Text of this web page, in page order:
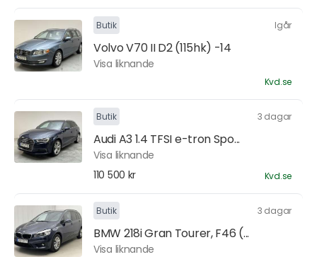
Butik Igår
Volvo V70 II D2 (115hk) -14
Visa liknande
Kvd.se
Butik 3 dagar
Audi A3 1.4 TFSI e-tron Spo...
Visa liknande
110 500 kr
Kvd.se
Butik 3 dagar
BMW 218i Gran Tourer, F46 (...
Visa liknande